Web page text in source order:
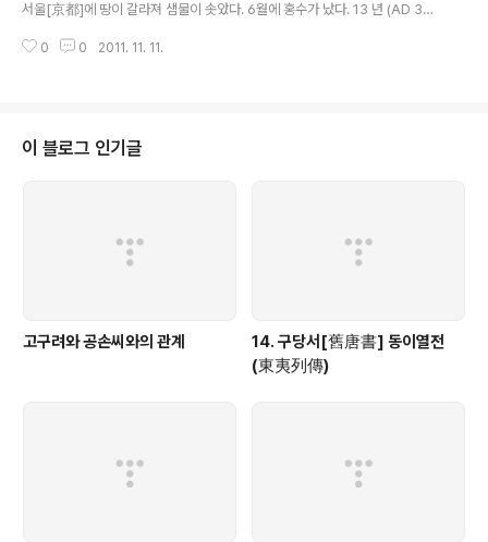
서울[京都]에 땅이 갈라져 샘물이 솟았다. 6월에 홍수가 났다. 13 년 (AD 36)
랑이 북쪽 변경을 침범하여 타산성(朶山城)을 공격하여 함락..
0 0 2011. 11. 11.
이 블로그 인기글
고구려와 공손씨와의 관계
14. 구당서[舊唐書] 동이열전
(東夷列傳)